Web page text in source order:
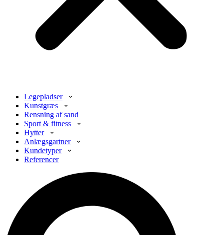
Legepladser
Kunstgræs
Rensning af sand
Sport & fitness
Hytter
Anlægsgartner
Kundetyper
Referencer